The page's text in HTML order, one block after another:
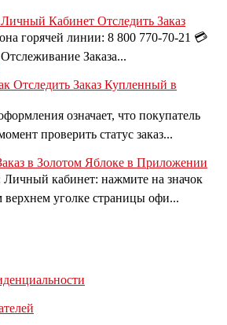
Кабинет Отследить Заказ
горячей линии: 8 800 770-70-21 💳
Заказа...
Отследить Заказ Купленный в
означает, что покупатель
проверить статус заказ...
в Золотом Яблоке в Приложении
Личный кабинет: нажмите на значок
уголке страницы офи...